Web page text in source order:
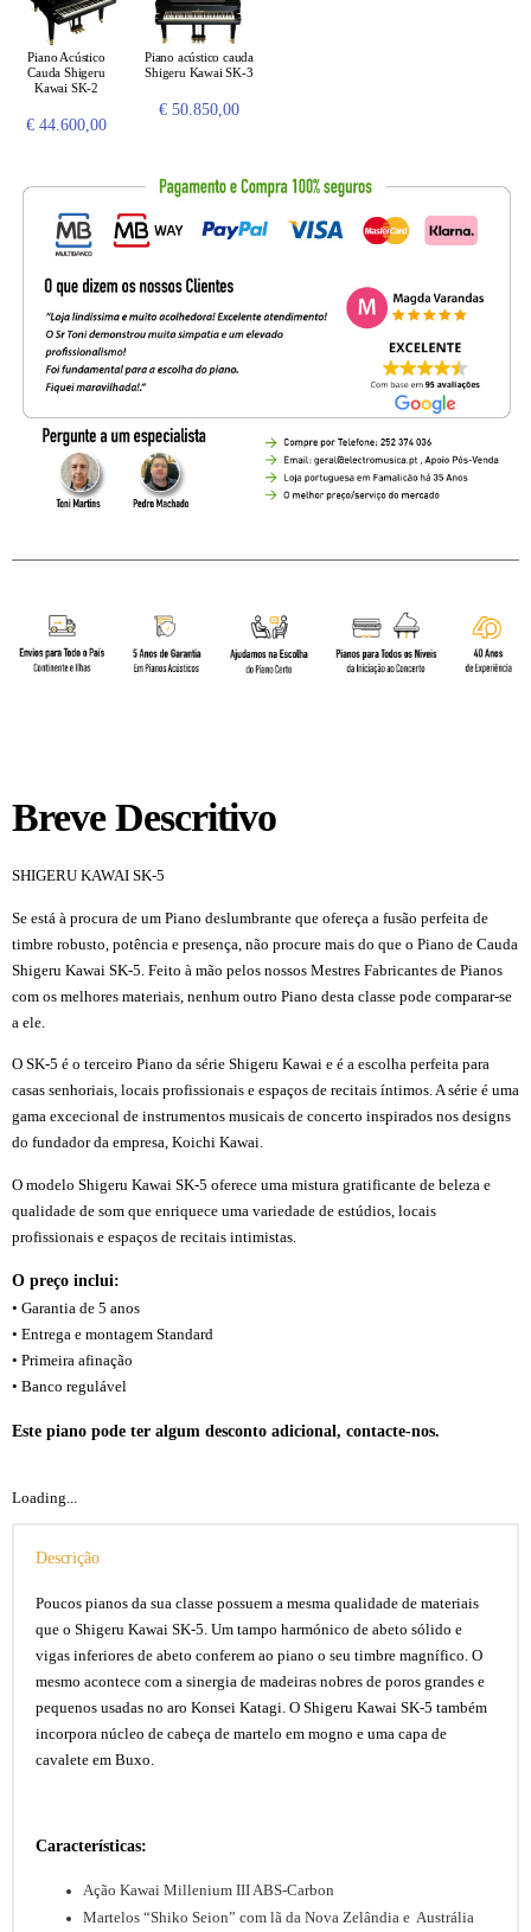
Piano Acústico
Cauda Shigeru
Kawai SK-2
€ 44.600,00
Piano acústico cauda
Shigeru Kawai SK-3
€ 50.850,00
Breve Descritivo
SHIGERU KAWAI SK-5
Se está à procura de um Piano deslumbrante que ofereça a fusão perfeita de
timbre robusto, potência e presença, não procure mais do que o Piano de Cauda
Shigeru Kawai SK-5. Feito à mão pelos nossos Mestres Fabricantes de Pianos
com os melhores materiais, nenhum outro Piano desta classe pode comparar-se
a ele.
O SK-5 é o terceiro Piano da série Shigeru Kawai e é a escolha perfeita para
casas senhoriais, locais profissionais e espaços de recitais íntimos. A série é uma
gama excecional de instrumentos musicais de concerto inspirados nos designs
do fundador da empresa, Koichi Kawai.
O modelo Shigeru Kawai SK-5 oferece uma mistura gratificante de beleza e
qualidade de som que enriquece uma variedade de estúdios, locais
profissionais e espaços de recitais intimistas.
O preço inclui:
• Garantia de 5 anos
• Entrega e montagem Standard
• Primeira afinação
• Banco regulável
Este piano pode ter algum desconto adicional, contacte-nos.
Loading...
Descrição
Poucos pianos da sua classe possuem a mesma qualidade de materiais
que o Shigeru Kawai SK-5. Um tampo harmónico de abeto sólido e
vigas inferiores de abeto conferem ao piano o seu timbre magnífico. O
mesmo acontece com a sinergia de madeiras nobres de poros grandes e
pequenos usadas no aro Konsei Katagi. O Shigeru Kawai SK-5 também
incorpora núcleo de cabeça de martelo em mogno e uma capa de
cavalete em Buxo.
Características:
Ação Kawai Millenium III ABS-Carbon
Martelos “Shiko Seion” com lã da Nova Zelândia e Austrália